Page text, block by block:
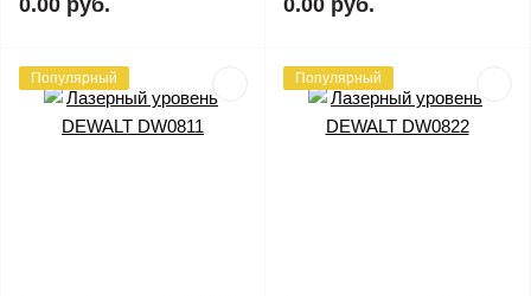
0.00 руб. 0.00 руб.
Популярный Популярный